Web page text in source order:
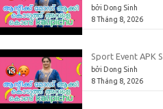
bởi Dong Sinh
8 Tháng 8, 2026
Sport Event APK
bởi Dong Sinh
8 Tháng 8, 2026